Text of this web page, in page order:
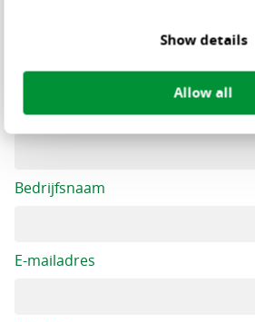
Show details
Allow all
Achternaam
Bedrijfsnaam
E-mailadres